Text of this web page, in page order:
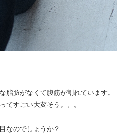
脂肪がなくて腹筋が割れています。
てすごい大変そう。。。
なのでしょうか？